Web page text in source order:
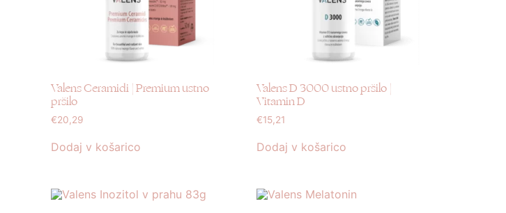
Valens Ceramidi | Premium ustno
pršilo
€20,29
Dodaj v košarico
Valens D 3000 ustno pršilo |
Vitamin D
€15,21
Dodaj v košarico